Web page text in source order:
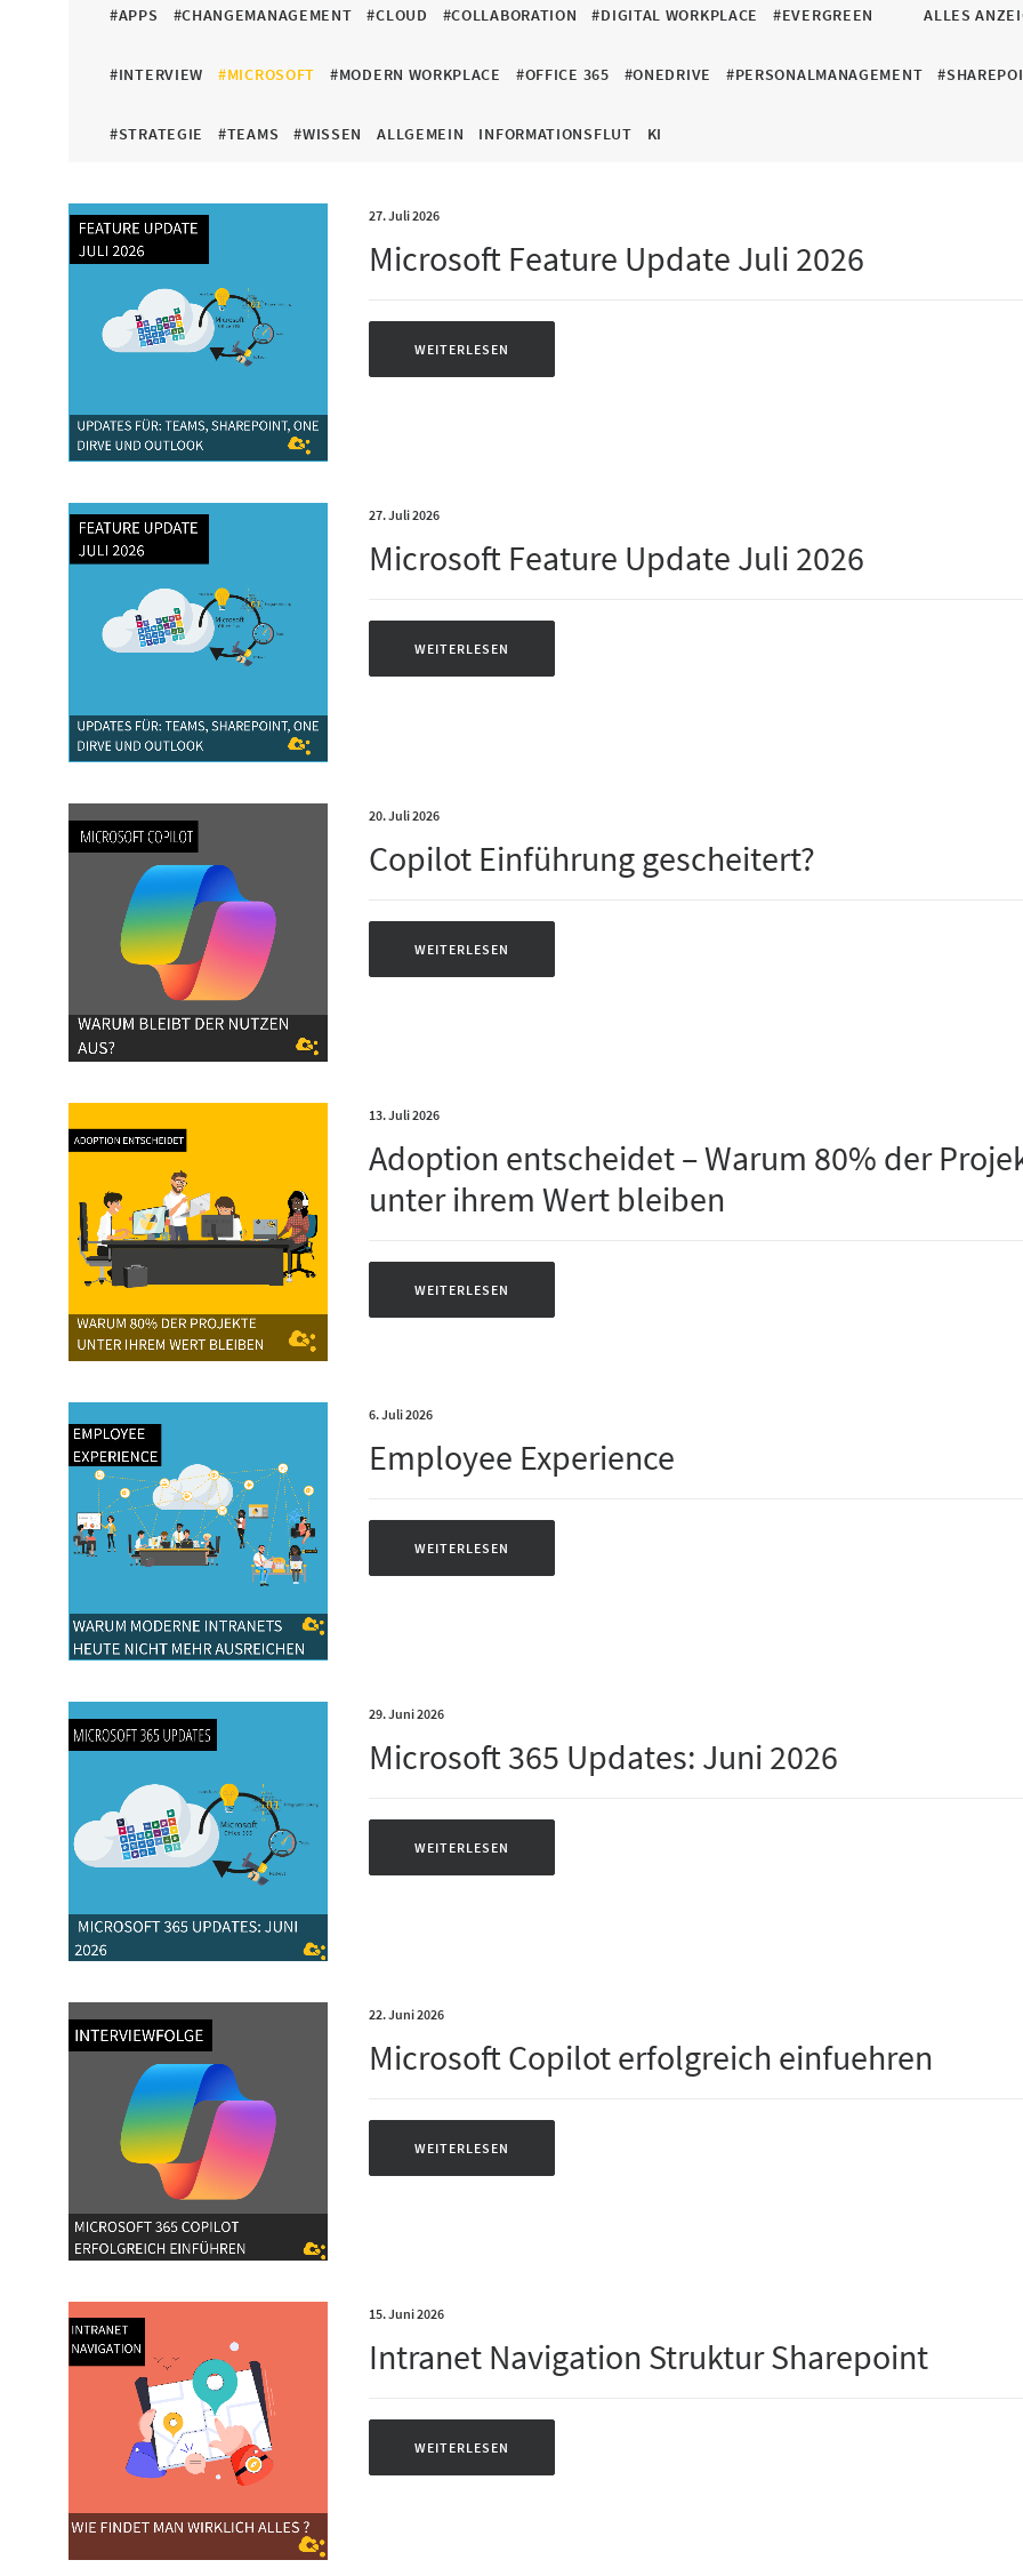
ALLES
#APPS #CHANGEMANAGEMENT #CLOUD #COLLABORATION #DIGITAL WORKPLACE #EVERGREEN
#INTERVIEW #MICROSOFT #MODERN WORKPLACE #OFFICE 365 #ONEDRIVE #PERSONALMANAGEMENT
#STRATEGIE #TEAMS #WISSEN ALLGEMEIN INFORMATIONSFLUT KI
27. Juli 2026
Microsoft Feature Update Juli 2026
WEITERLESEN
27. Juli 2026
Microsoft Feature Update Juli 2026
WEITERLESEN
20. Juli 2026
Copilot Einführung gescheitert?
WEITERLESEN
13. Juli 2026
Adoption entscheidet – Warum 80% der
unter ihrem Wert bleiben
WEITERLESEN
6. Juli 2026
Employee Experience
WEITERLESEN
29. Juni 2026
Microsoft 365 Updates: Juni 2026
WEITERLESEN
22. Juni 2026
Microsoft Copilot erfolgreich einfuehren
WEITERLESEN
15. Juni 2026
Intranet Navigation Struktur Sharepoint
WEITERLESEN